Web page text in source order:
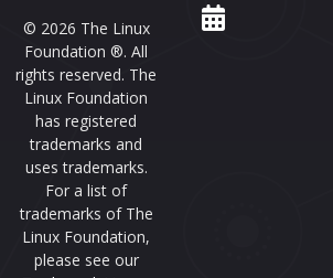
© 2026 The Linux
Foundation ®. All
rights reserved. The
Linux Foundation
has registered
trademarks and
uses trademarks.
For a list of
trademarks of The
Linux Foundation,
please see our